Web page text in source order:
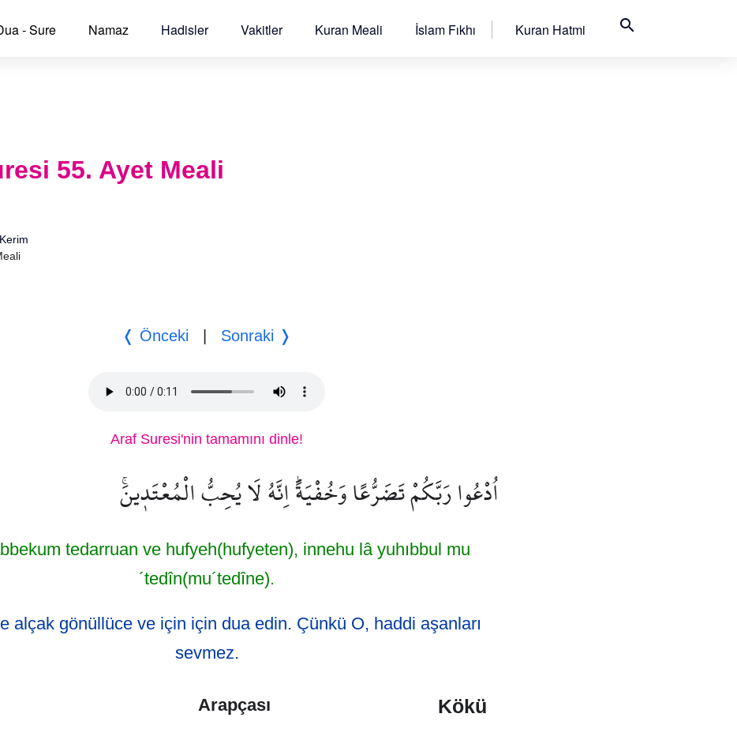
- Sure Namaz Hadisler Vakitler Kuran Meali İslam Fıkhı Kuran Hatmi search
55. Ayet Meali
❬ Önceki | Sonraki ❭
Araf Suresi'nin tamamını dinle!
اُدْعُوا رَبَّكُمْ تَضَرُّعًا وَخُفْيَةًۜ اِنَّهُ لَا يُحِبُّ الْمُعْتَد۪ينَۚ
tedarruan ve hufyeh(hufyeten), innehu lâ yuhıbbul mu
´tedîn(mu´tedîne).
alçak gönüllüce ve için için dua edin. Çünkü O, haddi aşanları
sevmez.
Arapçası Kökü